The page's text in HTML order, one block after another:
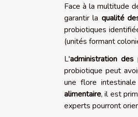
Face à la multitude
garantir la qualité
probiotiques
(unités formant
L'administration des
probiotique peut
une flore intestinale
alimentaire, il est
experts pourront